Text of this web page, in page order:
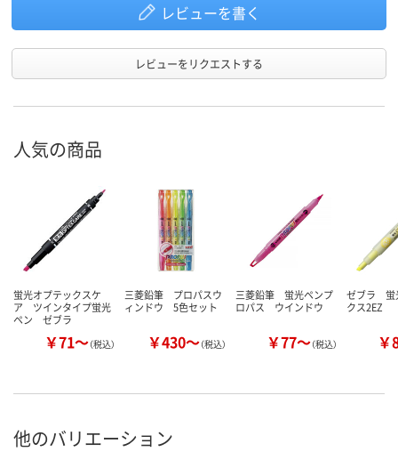
レビューを書く
レビューをリクエストする
人気の商品
蛍光オプテックスケ
ア ツインタイプ蛍光
ペン ゼブラ
￥71～（税込）
三菱鉛筆 プロパスウ
ィンドウ 5色セット
￥430～（税込）
三菱鉛筆 蛍光ペンプ
ロパス ウインドウ
￥77～（税込）
ゼブラ 蛍
クス2EZ
￥
他のバリエーション